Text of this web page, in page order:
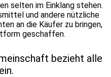
selten im Einklang stehen.
und andere nützliche
an die Käufer zu bringen,
geschaffen.
bezieht alle